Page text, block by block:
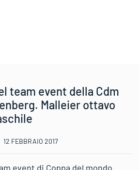
team event della Cdm
Malleier ottavo
12 FEBBRAIO 2017
event di Coppa del mondo